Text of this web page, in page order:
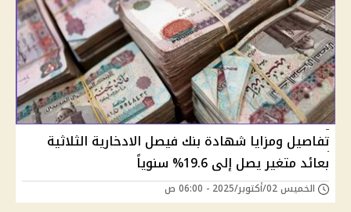
تفاصيل ومزايا شهادة بنك فيصل الادخارية الثلاثية
بعائد متغير يصل إلى 19.6% سنوياً
الخميس 02/أكتوبر/2025 - 06:00 ص